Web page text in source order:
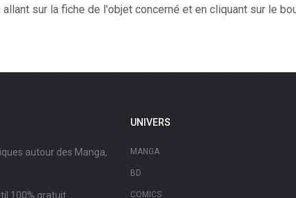
sur la fiche de l'objet concerné et en cliquant sur le
autour des Manga,
100% gratuit.
UNIVERS
MANGA
BD
COMICS